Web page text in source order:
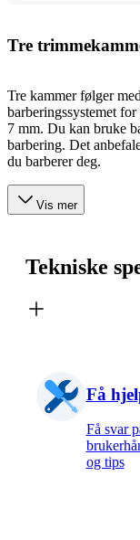
Tre
Tre kammer følger
barberingssystemet
7 mm. Du kan bruke
barbering. Det
du barberer deg.
Vis mer
Tekniske
Få
Få svar
og tips